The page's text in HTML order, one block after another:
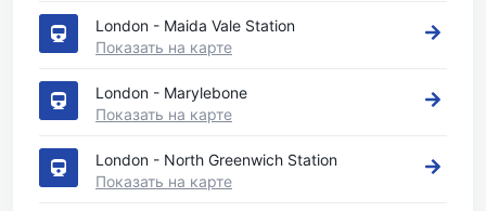
London - Maida Vale Station
Показать на карте
London - Marylebone
Показать на карте
London - North Greenwich Station
Показать на карте